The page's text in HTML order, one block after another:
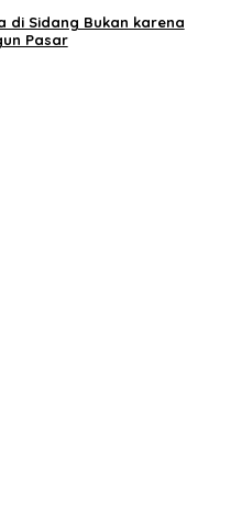
di Sidang Bukan karena
Pasar